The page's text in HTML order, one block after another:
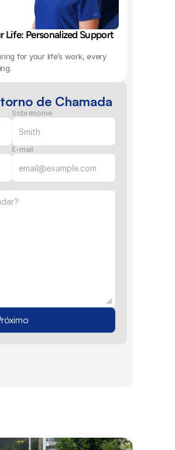
Life: Personalized Support
for your life’s work, every
de Chamada
Sobrenome
E-mail